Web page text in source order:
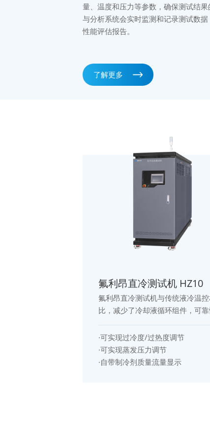
量、温度和压力等参数，确保测试结
与分析系统会实时监测和记录测试数
性能评估报告。
了解更多
氟利昂直冷测试机 HZ10
氟利昂直冷测试机与传统液冷温
比，减少了冷却液循环组件，可
况更稳定的优势，是未来新能源汽
热温控方面的主要发展方向，广泛
用于新产品开发和质量控制。
·可实现过冷度/过热度调节
·可实现蒸发压力调节
·自带制冷剂质量流量显示